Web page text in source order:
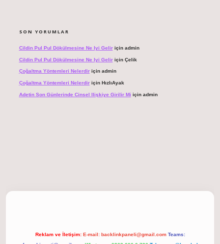
SON YORUMLAR
Cildin Pul Pul Dökülmesine Ne Iyi Geliriçin admin
Cildin Pul Pul Dökülmesine Ne Iyi Geliriçin Çelik
Çoğaltma Yöntemleri Nelerdiriçin admin
Çoğaltma Yöntemleri Nelerdiriçin HızlıAyak
Adetin Son Günlerinde Cinsel Ilişkiye Girilir Mi için admin
Reklam ve İletişim: E-mail: backlinkpaneli@gmail.com Teams: